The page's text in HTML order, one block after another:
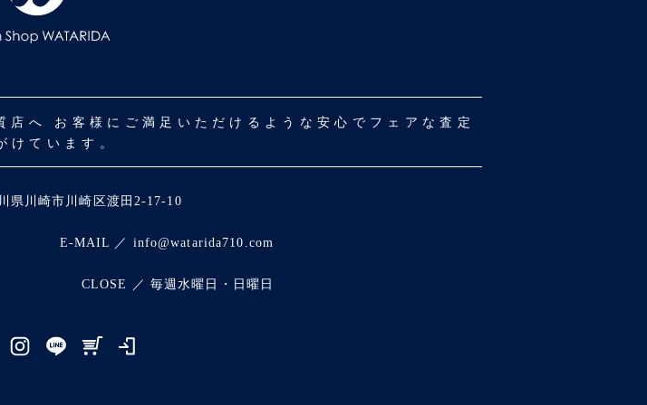
へ お客様にご満足いただけるような安心でフェアな査定
けています。
県川崎市川崎区渡田2-17-10
E-MAIL ／ info@watarida710.com
CLOSE ／ 毎週水曜日・日曜日